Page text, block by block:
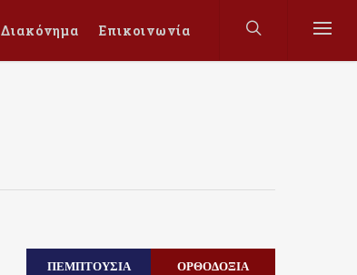
Διακόνημα Επικοινωνία
ΠΕΜΠΤΟΥΣΙΑ ΟΡΘΟΔΟΞΙΑ